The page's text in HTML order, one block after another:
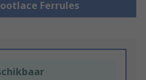
Ferrules